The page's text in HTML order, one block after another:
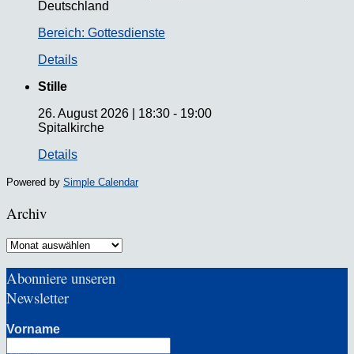
Deutschland
Bereich: Gottesdienste
Details
Stille
26. August 2026
18:30 - 19:00
Spitalkirche
Details
Powered by Simple Calendar
Archiv
Archiv
Abonniere unseren
Newsletter
Vorname